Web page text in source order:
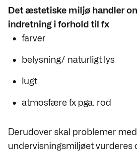
Det æstetiske miljø handler
indretning i forhold til fx
farver
belysning/ naturligt lys
lugt
atmosfære fx pga. rod
Derudover skal problemer med
undervisningsmiljøet vurderes